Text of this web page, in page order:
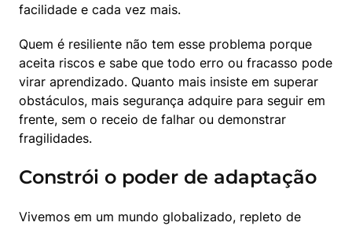
facilidade e cada vez mais.
Quem é resiliente não tem esse problema porque
aceita riscos e sabe que todo erro ou fracasso pode
virar aprendizado. Quanto mais insiste em superar
obstáculos, mais segurança adquire para seguir em
frente, sem o receio de falhar ou demonstrar
fragilidades.
Constrói o poder de adaptação
Vivemos em um mundo globalizado, repleto de